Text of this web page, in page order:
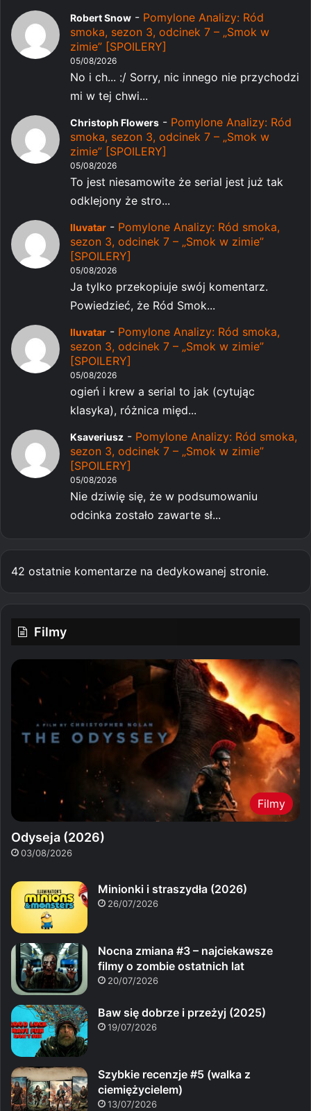
Robert Snow - Pomylone Analizy: Ród
smoka, sezon 3, odcinek 7 – „Smok w
zimie” [SPOILERY]
05/08/2026
No i ch... :/ Sorry, nic innego nie przychodzi
mi w tej chwi...
Christoph Flowers - Pomylone Analizy: Ród
smoka, sezon 3, odcinek 7 – „Smok w
zimie” [SPOILERY]
05/08/2026
To jest niesamowite że serial jest już tak
odklejony że stro...
Iluvatar - Pomylone Analizy: Ród smoka,
sezon 3, odcinek 7 – „Smok w zimie”
[SPOILERY]
05/08/2026
Ja tylko przekopiuje swój komentarz.
Powiedzieć, że Ród Smok...
Iluvatar - Pomylone Analizy: Ród smoka,
sezon 3, odcinek 7 – „Smok w zimie”
[SPOILERY]
05/08/2026
ogień i krew a serial to jak (cytując
klasyka), różnica międ...
Ksaveriusz - Pomylone Analizy: Ród smoka,
sezon 3, odcinek 7 – „Smok w zimie”
[SPOILERY]
05/08/2026
Nie dziwię się, że w podsumowaniu
odcinka zostało zawarte sł...
42 ostatnie komentarze na dedykowanej stronie.
Filmy
Filmy
Odyseja (2026)
03/08/2026
Minionki i straszydła (2026)
26/07/2026
Nocna zmiana #3 – najciekawsze
filmy o zombie ostatnich lat
20/07/2026
Baw się dobrze i przeżyj (2025)
19/07/2026
Szybkie recenzje #5 (walka z
ciemiężycielem)
13/07/2026